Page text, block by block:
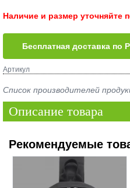
Наличие и размер уточняйте
Бесплатная доставка по
Артикул
Список производителей
Описание товара
Рекомендуемые